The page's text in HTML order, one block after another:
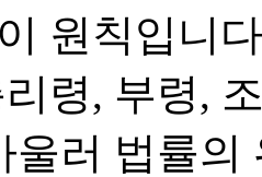
원칙입니
령, 부령,
울러 법률